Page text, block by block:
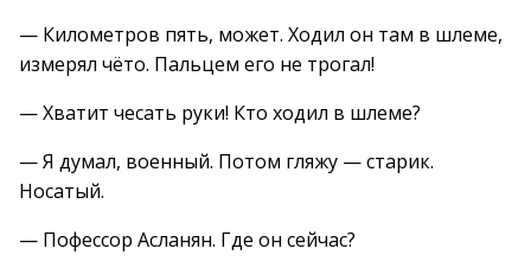
— Километров пять, может. Ходил он там в шлеме,
измерял чёто. Пальцем его не трогал!
— Хватит чесать руки! Кто ходил в шлеме?
— Я думал, военный. Потом гляжу — старик.
Носатый.
— Пофессор Асланян. Где он сейчас?